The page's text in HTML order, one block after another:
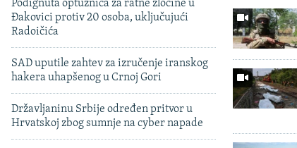
Podignuta optužnica za ratne zločine u
Đakovici protiv 20 osoba, uključujući
Radoičića
SAD uputile zahtev za izručenje iranskog
hakera uhapšenog u Crnoj Gori
Državljaninu Srbije određen pritvor u
Hrvatskoj zbog sumnje na cyber napade